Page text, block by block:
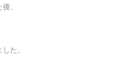
、
た。